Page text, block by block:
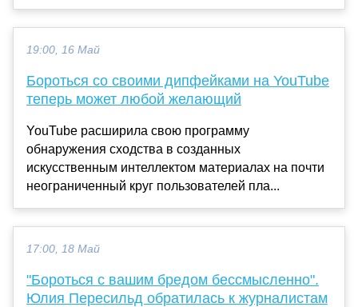
19:00, 16 Май
Бороться со своими дипфейками на YouTube
теперь может любой желающий
YouTube расширила свою программу
обнаружения сходства в созданных
искусственным интеллектом материалах на почти
неограниченный круг пользователей пла...
17:00, 18 Май
"Бороться с вашим бредом бессмысленно".
Юлия Пересильд обратилась к журналистам